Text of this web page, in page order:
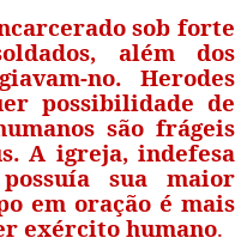
sob forte
, além dos
no. Herodes
possibilidade de
são frágeis
A igreja, indefesa
sua maior
em oração é mais
exército humano.